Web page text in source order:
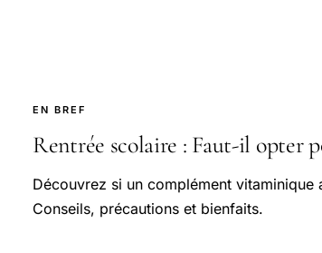
EN BREF
Rentrée scolaire : Faut-il opter
Découvrez si un complément
Conseils, précautions et bienfaits.